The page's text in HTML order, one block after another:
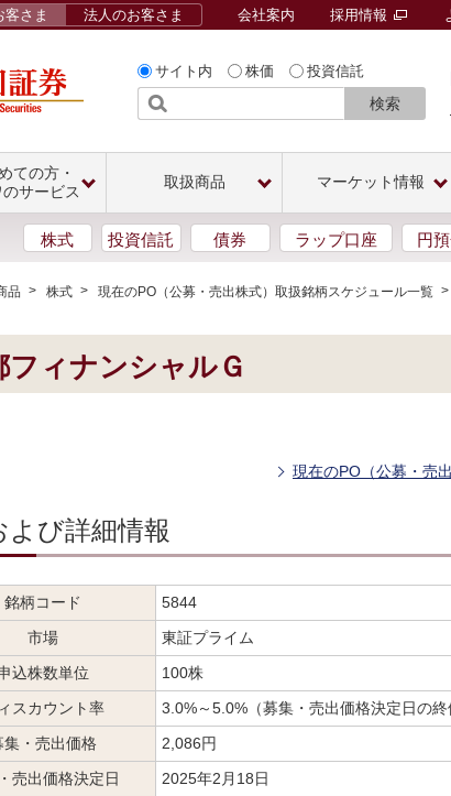
サイト内 株価 投資信託
検索
客さま 法人のお客さま 会社案内 採用情報
ての方・
のサービス
取扱商品 マーケット情報
株式 投資信託 債券 ラップ口座 円
品 株式 現在のPO（公募・売出株式）取扱銘柄スケジュール一覧
フィナンシャルＧ
現在のPO（公募・売
よび詳細情報
銘柄コード
5844
市場
東証プライム
込株数単位
100株
スカウント率
3.0%～5.0%（募集・売出価格決定日の終
集・売出価格
2,086円
売出価格決定日
2025年2月18日